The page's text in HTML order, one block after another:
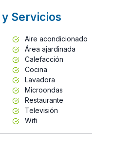
Servicios
Aire acondicionado
Área ajardinada
Calefacción
Cocina
Lavadora
Microondas
Restaurante
Televisión
Wifi